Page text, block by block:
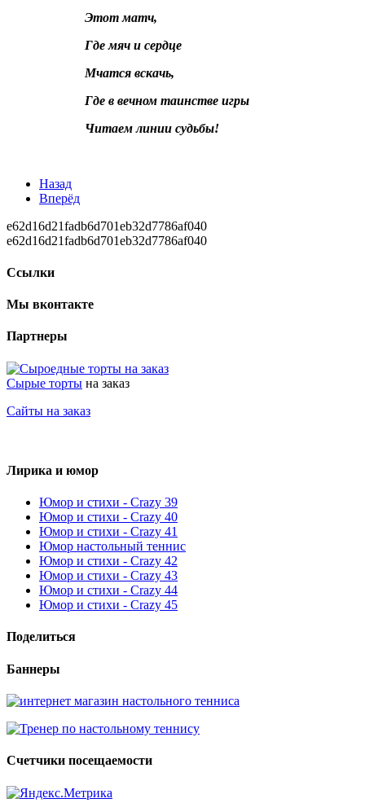
Этот матч,
Где мяч и сердце
Мчатся вскачь,
Где в вечном таинстве игры
Читаем линии судьбы!
Назад
Вперёд
e62d16d21fadb6d701eb32d7786af040
e62d16d21fadb6d701eb32d7786af040
Ссылки
Мы вконтакте
Партнеры
Сырые торты на заказ
Сайты на заказ
Лирика и юмор
Юмор и стихи - Crazy 39
Юмор и стихи - Crazy 40
Юмор и стихи - Crazy 41
Юмор настольный теннис
Юмор и стихи - Crazy 42
Юмор и стихи - Crazy 43
Юмор и стихи - Crazy 44
Юмор и стихи - Crazy 45
Поделиться
Баннеры
Счетчики посещаемости